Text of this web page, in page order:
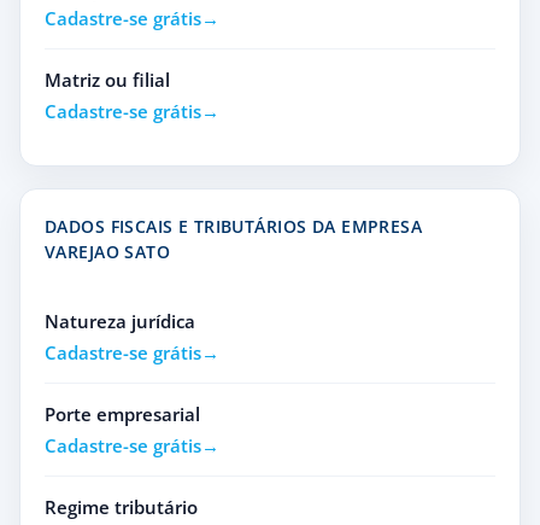
Cadastre-se grátis
Matriz ou filial
Cadastre-se grátis
DADOS FISCAIS E TRIBUTÁRIOS DA EMPRESA
VAREJAO SATO
Natureza jurídica
Cadastre-se grátis
Porte empresarial
Cadastre-se grátis
Regime tributário